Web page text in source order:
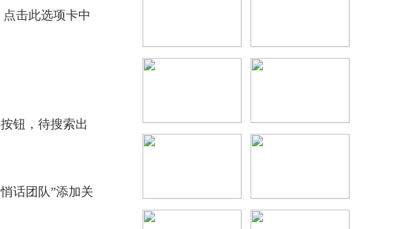
击此选项卡中
钮，待搜索出
话团队”添加关